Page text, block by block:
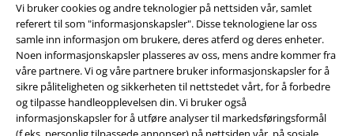
Vi bruker cookies og andre teknologier på nettsiden vår, samlet
referert til som "informasjonskapsler". Disse teknologiene lar oss
samle inn informasjon om brukere, deres atferd og deres enheter.
Noen informasjonskapsler plasseres av oss, mens andre kommer fra
våre partnere. Vi og våre partnere bruker informasjonskapsler for å
sikre påliteligheten og sikkerheten til nettstedet vårt, for å forbedre
og tilpasse handleopplevelsen din. Vi bruker også
informasjonskapsler for å utføre analyser til markedsføringsformål